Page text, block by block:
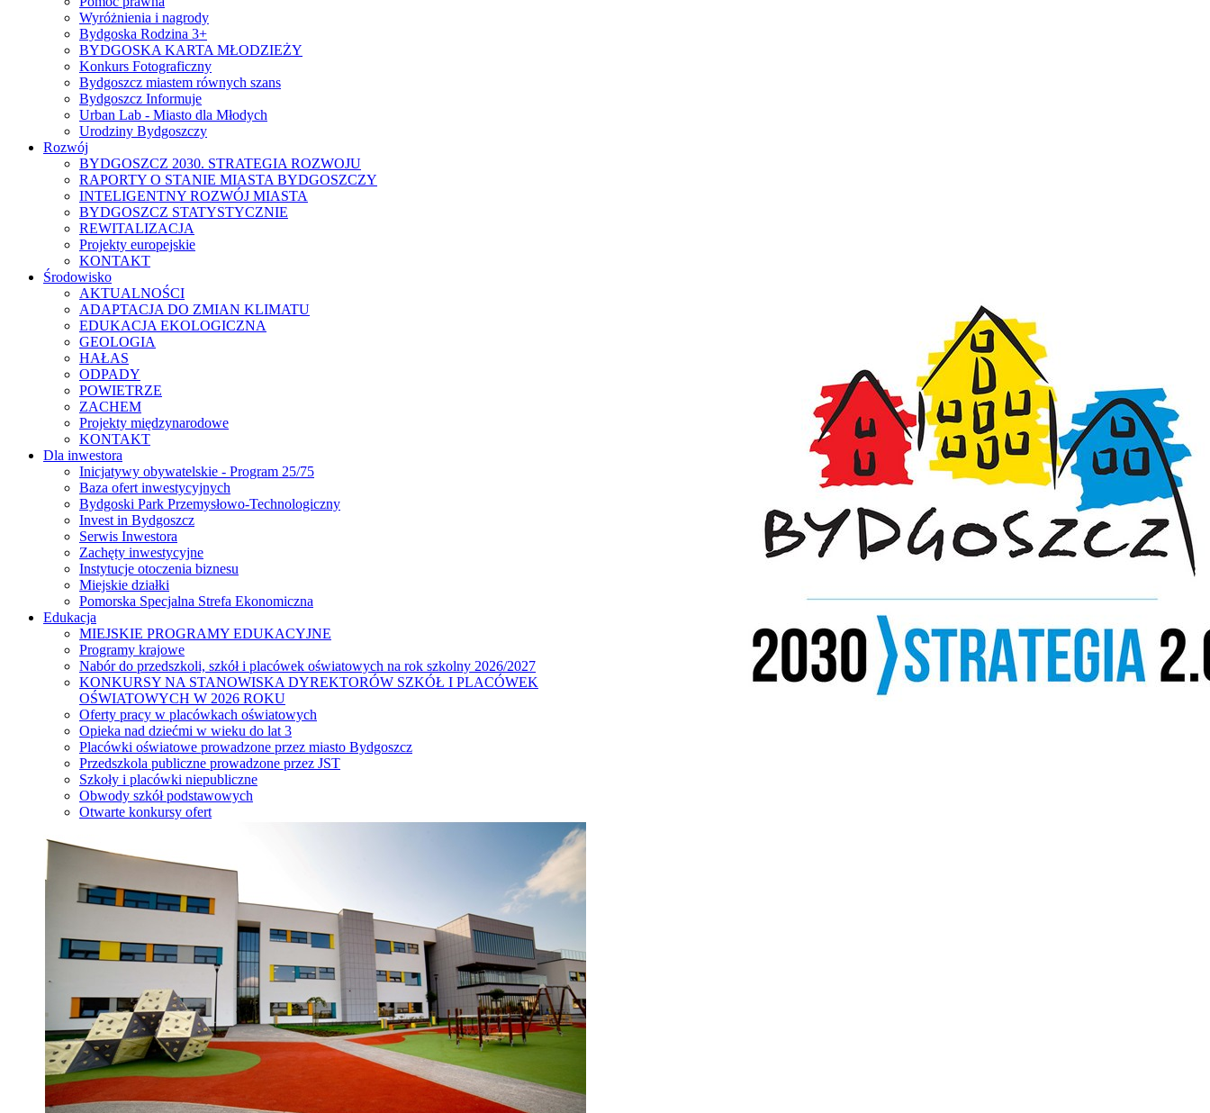
Wyróżnienia i nagrody
Bydgoska Rodzina 3+
BYDGOSKA KARTA MŁODZIEŻY
Konkurs Fotograficzny
Bydgoszcz miastem równych szans
Bydgoszcz Informuje
Urban Lab - Miasto dla Młodych
Urodziny Bydgoszczy
Rozwój
BYDGOSZCZ 2030. STRATEGIA ROZWOJU
RAPORTY O STANIE MIASTA BYDGOSZCZY
INTELIGENTNY ROZWÓJ MIASTA
BYDGOSZCZ STATYSTYCZNIE
REWITALIZACJA
Projekty europejskie
KONTAKT
Środowisko
AKTUALNOŚCI
ADAPTACJA DO ZMIAN KLIMATU
EDUKACJA EKOLOGICZNA
GEOLOGIA
HAŁAS
ODPADY
POWIETRZE
ZACHEM
Projekty międzynarodowe
KONTAKT
Dla inwestora
Inicjatywy obywatelskie - Program 25/75
Baza ofert inwestycyjnych
Bydgoski Park Przemysłowo-Technologiczny
Invest in Bydgoszcz
Serwis Inwestora
Zachęty inwestycyjne
Instytucje otoczenia biznesu
Miejskie działki
Pomorska Specjalna Strefa Ekonomiczna
Edukacja
MIEJSKIE PROGRAMY EDUKACYJNE
Programy krajowe
Nabór do przedszkoli, szkół i placówek oświatowych na rok szkolny 2026/2027
KONKURSY NA STANOWISKA DYREKTORÓW SZKÓŁ I PLACÓWEK
OŚWIATOWYCH W 2026 ROKU
Oferty pracy w placówkach oświatowych
Opieka nad dziećmi w wieku do lat 3
Placówki oświatowe prowadzone przez miasto Bydgoszcz
Przedszkola publiczne prowadzone przez JST
Szkoły i placówki niepubliczne
Obwody szkół podstawowych
Otwarte konkursy ofert